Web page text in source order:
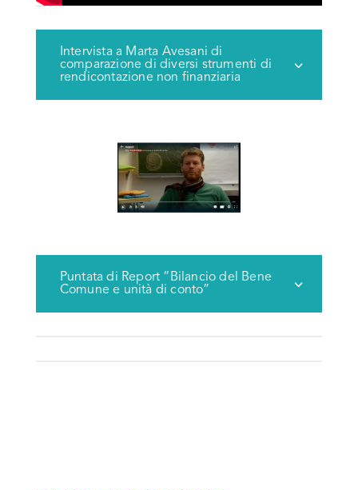
Intervista a Marta Avesani di
comparazione di diversi strumenti di
rendicontazione non finanziaria
Puntata di Report “Bilancio del Bene
Comune e unità di conto”